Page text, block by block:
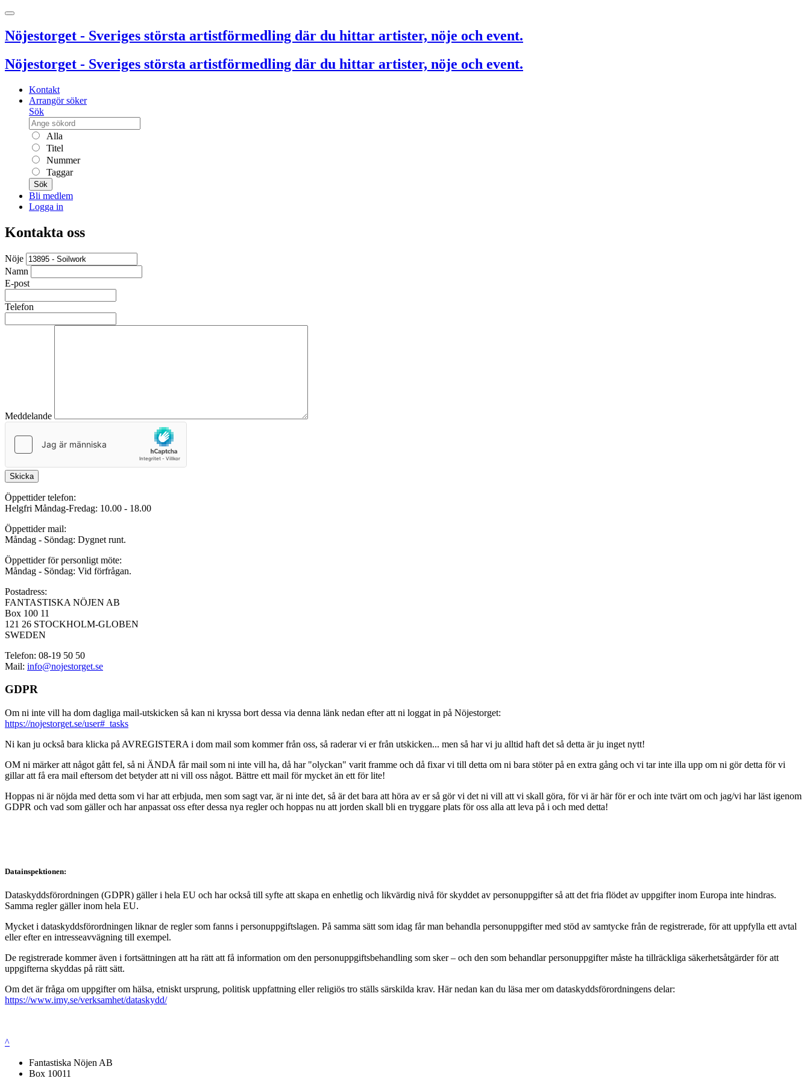
Nöjestorget - Sveriges största artistförmedling där du hittar artister, nöje och event.
Nöjestorget - Sveriges största artistförmedling där du hittar artister, nöje och event.
Kontakt
Arrangör söker
Sök
Alla
Titel
Nummer
Taggar
Sök
Bli medlem
Logga in
Kontakta oss
Nöje
Namn
E-post
Telefon
Meddelande
Skicka
Öppettider telefon:
Helgfri Måndag-Fredag: 10.00 - 18.00
Öppettider mail:
Måndag - Söndag: Dygnet runt.
Öppettider för personligt möte:
Måndag - Söndag: Vid förfrågan.
Postadress:
FANTASTISKA NÖJEN AB
Box 100 11
121 26 STOCKHOLM-GLOBEN
SWEDEN
Telefon: 08-19 50 50
Mail: info@nojestorget.se
GDPR
Om ni inte vill ha dom dagliga mail-utskicken så kan ni kryssa bort dessa via denna länk nedan efter att ni loggat in på Nöjestorget:
https://nojestorget.se/user#_tasks
Ni kan ju också bara klicka på AVREGISTERA i dom mail som kommer från oss, så raderar vi er från utskicken... men så har vi ju alltid haft det så detta är ju inget nytt!
OM ni märker att något gått fel, så ni ÄNDÅ får mail som ni inte vill ha, då har "olyckan" varit framme och då fixar vi till detta om ni bara stöter på en extra gång och vi tar inte illa upp om ni gör detta för vi
gillar att få era mail eftersom det betyder att ni vill oss något. Bättre ett mail för mycket än ett för lite!
Hoppas ni är nöjda med detta som vi har att erbjuda, men som sagt var, är ni inte det, så är det bara att höra av er så gör vi det ni vill att vi skall göra, för vi är här för er och inte tvärt om och jag/vi har läst igenom
GDPR och vad som gäller och har anpassat oss efter dessa nya regler och hoppas nu att jorden skall bli en tryggare plats för oss alla att leva på i och med detta!
Datainspektionen:
Dataskyddsförordningen (GDPR) gäller i hela EU och har också till syfte att skapa en enhetlig och likvärdig nivå för skyddet av personuppgifter så att det fria flödet av uppgifter inom Europa inte hindras.
Samma regler gäller inom hela EU.
Mycket i dataskyddsförordningen liknar de regler som fanns i personuppgiftslagen. På samma sätt som idag får man behandla personuppgifter med stöd av samtycke från de registrerade, för att uppfylla ett avtal
eller efter en intresseavvägning till exempel.
De registrerade kommer även i fortsättningen att ha rätt att få information om den personuppgiftsbehandling som sker – och den som behandlar personuppgifter måste ha tillräckliga säkerhetsåtgärder för att
uppgifterna skyddas på rätt sätt.
Om det är fråga om uppgifter om hälsa, etniskt ursprung, politisk uppfattning eller religiös tro ställs särskilda krav. Här nedan kan du läsa mer om dataskyddsförordningens delar:
https://www.imy.se/verksamhet/dataskydd/
^
Fantastiska Nöjen AB
Box 10011